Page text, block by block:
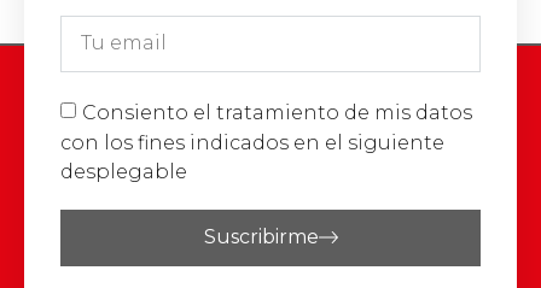
Consiento el tratamiento de mis datos
con los fines indicados en el siguiente
desplegable
Suscribirme